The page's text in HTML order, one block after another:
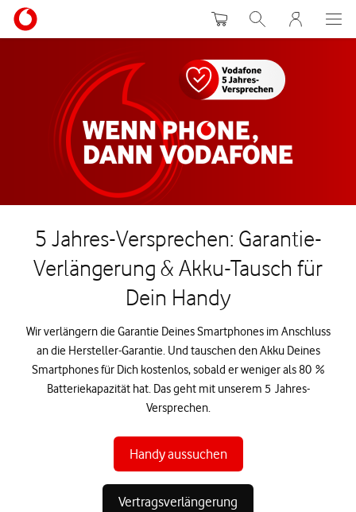
WarenkorbSuche MeinVodafone
5 Jahres-Versprechen: Garantie-
Verlängerung & Akku-Tausch für
Dein Handy
Wir verlängern die Garantie Deines Smartphones im Anschluss
an die Hersteller-Garantie. Und tauschen den Akku Deines
Smartphones für Dich kostenlos, sobald er weniger als 80 %
Batteriekapazität hat. Das geht mit unserem 5 Jahres-
Versprechen.
Handy aussuchen
Vertragsverlängerung